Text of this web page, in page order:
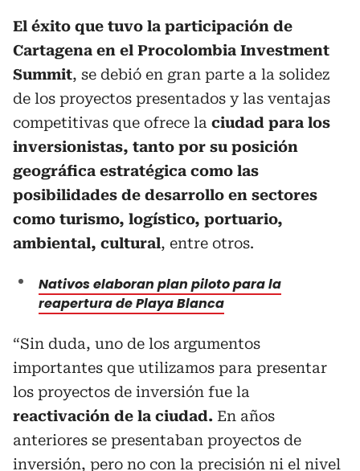
El éxito que tuvo la participación de
Cartagena en el Procolombia Investment
Summit, se debió en gran parte a la solidez
de los proyectos presentados y las ventajas
competitivas que ofrece la ciudad para los
inversionistas, tanto por su posición
geográfica estratégica como las
posibilidades de desarrollo en sectores
como turismo, logístico, portuario,
ambiental, cultural, entre otros.
Nativos elaboran plan piloto para la
reapertura de Playa Blanca
“Sin duda, uno de los argumentos
importantes que utilizamos para presentar
los proyectos de inversión fue la
reactivación de la ciudad. En años
anteriores se presentaban proyectos de
inversión, pero no con la precisión ni el nivel